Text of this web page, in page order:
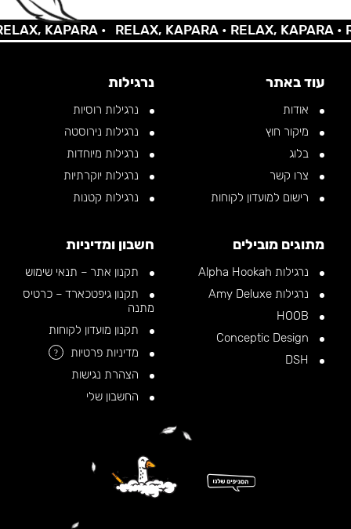
KAPARA • RELAX, KAPARA •RELAX, KAPARA •
עוד באתר
אודות
מיקור חוץ
בלוג
צרו קשר
רישום למועדון לקוחות
נרגילות
נרגילות רוסיות
נרגילות נירוסטה
נרגילות מיוחדות
נרגילות יוקרתיות
נרגילות קטנות
מתוגים מובילים
נרגילות Alpha Hookah
נרגילות Amy Deluxe
חשבון ומדיניות
תקנון אתר – תנאי שימוש
תקנון גיפטכארד – כרטיס
מתנה
תקנון מועדון לקוחות
מדיניות פרטיות
?
הצהרת נגישות
החשבון שלי